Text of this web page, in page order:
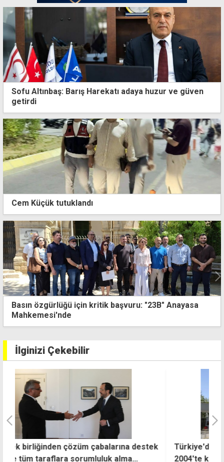
Sofu Altınbaş: Barış Harekatı adaya huzur ve güven
getirdi
Cem Küçük tutuklandı
Basın özgürlüğü için kritik başvuru: "23B" Anayasa
Mahkemesi'nde
İlginizi Çekebilir
Türkiye'den Kıbrıs mesajı: AB tarafsızlığını
2004'te kaybetti